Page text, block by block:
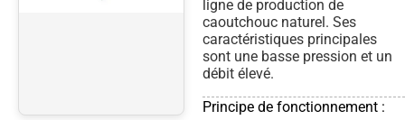
ligne de production de
caoutchouc naturel. Ses
caractéristiques principales
sont une basse pression et un
débit élevé.
Principe de fonctionnement :